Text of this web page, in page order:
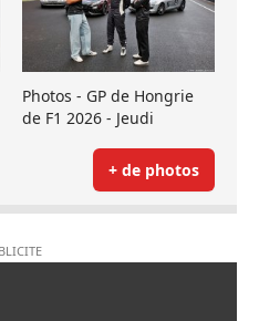
Photos - GP de Hongrie
de F1 2026 - Jeudi
+ de photos